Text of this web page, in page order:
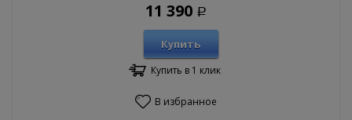
11 390 Р
Купить
Купить в 1 клик
В избранное